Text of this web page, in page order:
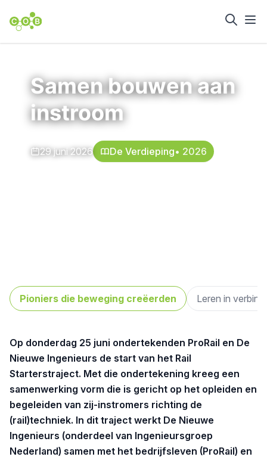
Samen bouwen aan
instroom
29 juni 2026 De Verdieping• 2026
Pioniers die beweging creëerden Leren in
Op donderdag 25 juni ondertekenden ProRail en De
Nieuwe Ingenieurs de start van het Rail
Starterstraject. Met die ondertekening kreeg een
samenwerking vorm die is gericht op het opleiden en
begeleiden van zij-instromers richting de
(rail)techniek. In dit traject werkt De Nieuwe
Ingenieurs (onderdeel van Ingenieursgroep
Nederland) samen met het bedrijfsleven (ProRail) en